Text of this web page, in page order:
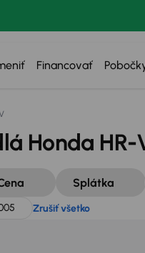
Financovať
Zrušiť všetko
Honda
Splátka
Zrušiť všetko